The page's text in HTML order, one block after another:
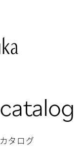
catalog
カタログ